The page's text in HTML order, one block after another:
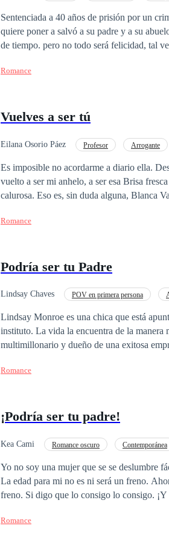
Sentenciada a 40 años de prisión por un
quiere poner a salvó a su padre y a su
de tiempo. pero no todo será felicidad, tal
Romance
Vuelves a ser tú
Eilana Osorio Páez Profesor Arrogante
Es imposible no acordarme a diario ella. Desde que estamos de nuevo en el mismo círculo de amistades ha
vuelto a ser mi anhelo, a ser esa Brisa
calurosa. Eso es, sin duda alguna, Blanca Varela en mi alma. No es fácil verla
al caso aclarar esos hechos del pasado.
tanto la mujer del prójimo.
Romance
Podría ser tu Padre
Lindsay Chaves POV en primera persona
Lindsay Monroe es una chica que está
instituto. La vida la encuentra de la manera
multimillonario y dueño de una exitosa empresa. Un amor imposible en el cual la diferencia de edad
quiero. -dice entre mis brazos dejándome completamente estupefacto.
Romance
¡Podría ser tu padre!
Kea Cami Romance oscuro Contemporánea
Yo no soy una mujer que se se deslumbre
La edad para mi no es ni será un freno.
Romance